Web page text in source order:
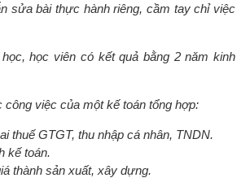
sửa bài thực hành riêng, cầm tay chỉ việc
học viên có kết quả bằng 2 năm kinh
công việc của một kế toán tổng hợp:
thuế GTGT, thu nhập cá nhân, TNDN.
kế toán.
thành sản xuất, xây dựng.